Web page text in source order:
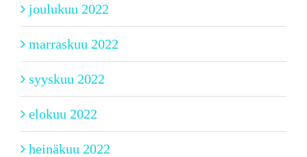
joulukuu 2022
marraskuu 2022
syyskuu 2022
elokuu 2022
heinäkuu 2022